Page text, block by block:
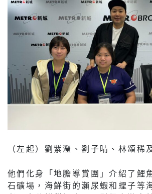
（左起）劉紫瀅、劉子晴、林頌稀
他們化身「地膽導賞團」介紹了鯉
石礦場，海鮮街的瀨尿蝦和蟶子等